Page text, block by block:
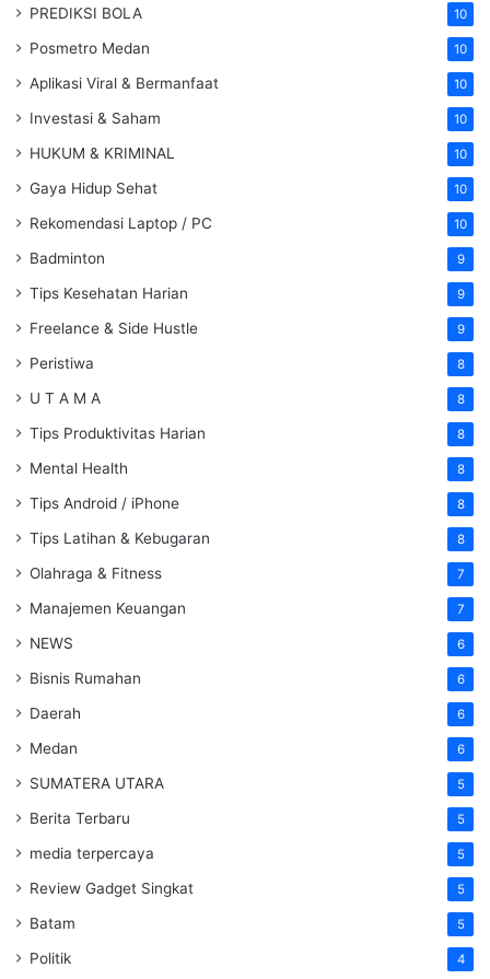
PREDIKSI BOLA 10
Posmetro Medan 10
Aplikasi Viral & Bermanfaat 10
Investasi & Saham 10
HUKUM & KRIMINAL 10
Gaya Hidup Sehat 10
Rekomendasi Laptop / PC 10
Badminton 9
Tips Kesehatan Harian 9
Freelance & Side Hustle 9
Peristiwa 8
U T A M A 8
Tips Produktivitas Harian 8
Mental Health 8
Tips Android / iPhone 8
Tips Latihan & Kebugaran 8
Olahraga & Fitness 7
Manajemen Keuangan 7
NEWS 6
Bisnis Rumahan 6
Daerah 6
Medan 6
SUMATERA UTARA 5
Berita Terbaru 5
media terpercaya 5
Review Gadget Singkat 5
Batam 5
Politik 4